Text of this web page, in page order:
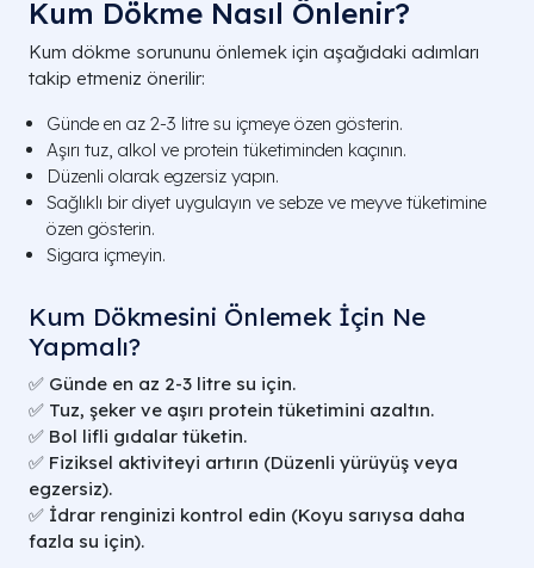
Kum Dökme Nasıl Önlenir?
Kum dökme sorununu önlemek için aşağıdaki adımları
takip etmeniz önerilir:
Günde en az 2-3 litre su içmeye özen gösterin.
Aşırı tuz, alkol ve protein tüketiminden kaçının.
Düzenli olarak egzersiz yapın.
Sağlıklı bir diyet uygulayın ve sebze ve meyve tüketimine
özen gösterin.
Sigara içmeyin.
Kum Dökmesini Önlemek İçin Ne
Yapmalı?
✅ Günde en az 2-3 litre su için.
✅ Tuz, şeker ve aşırı protein tüketimini azaltın.
✅ Bol lifli gıdalar tüketin.
✅ Fiziksel aktiviteyi artırın (Düzenli yürüyüş veya
egzersiz).
✅ İdrar renginizi kontrol edin (Koyu sarıysa daha
fazla su için).